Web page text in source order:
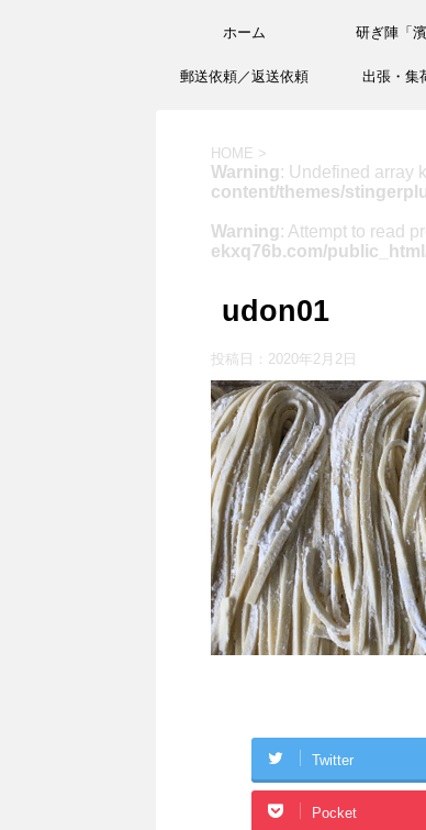
ホーム 研ぎ陣「
郵送依頼／返送依頼 出張・集
HOME >
Warning: Undefined array
content/themes/
Warning: Attempt to read
ekxq76b.com/
udon01
投稿日： 2020年2月2日
Twitter
Pocket